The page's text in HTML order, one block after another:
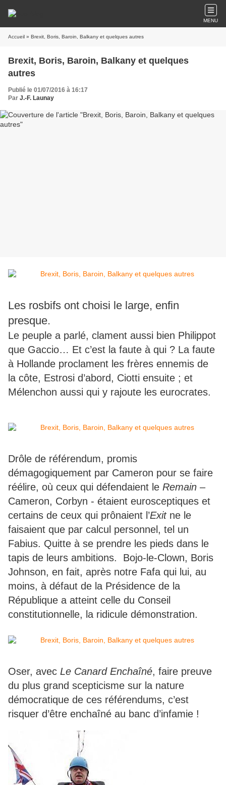
MENU
Accueil » Brexit, Boris, Baroin, Balkany et quelques autres
Brexit, Boris, Baroin, Balkany et quelques
autres
Publié le 01/07/2016 à 16:17
Par J.-F. Launay
Les rosbifs ont choisi le large, enfin
presque.
Le peuple a parlé, clament aussi bien Philippot
que Gaccio… Et c’est la faute à qui ? La faute
à Hollande proclament les frères ennemis de
la côte, Estrosi d’abord, Ciotti ensuite ; et
Mélenchon aussi qui y rajoute les eurocrates.
Drôle de référendum, promis
démagogiquement par Cameron pour se faire
réélire, où ceux qui défendaient le Remain –
Cameron, Corbyn - étaient eurosceptiques et
certains de ceux qui prônaient l’Exitne le
faisaient que par calcul personnel, tel un
Fabius. Quitte à se prendre les pieds dans le
tapis de leurs ambitions. Bojo-le-Clown, Boris
Johnson, en fait, après notre Fafa qui lui, au
moins, à défaut de la Présidence de la
République a atteint celle du Conseil
constitutionnelle, la ridicule démonstration.
Oser, avec Le Canard Enchaîné, faire preuve
du plus grand scepticisme sur la nature
démocratique de ces référendums, c’est
risquer d’être enchaîné au banc d’infamie !